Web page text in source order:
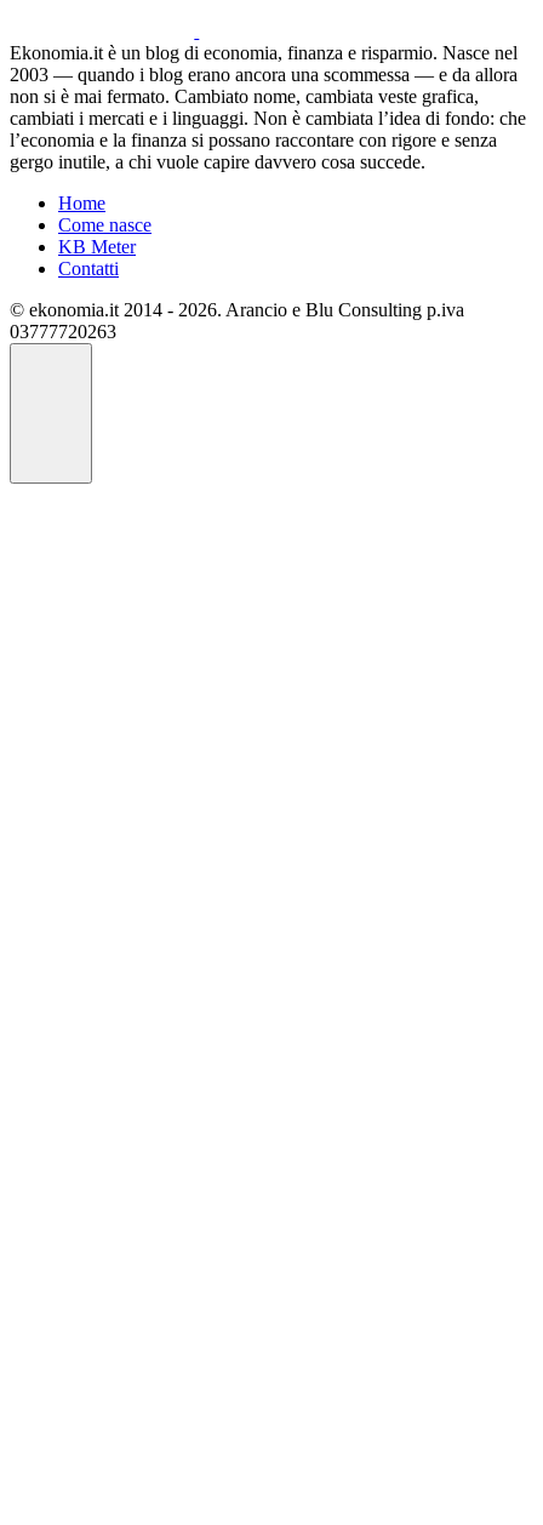
Ekonomia.it è un blog di economia, finanza e risparmio. Nasce nel
2003 — quando i blog erano ancora una scommessa — e da allora
non si è mai fermato. Cambiato nome, cambiata veste grafica,
cambiati i mercati e i linguaggi. Non è cambiata l’idea di fondo: che
l’economia e la finanza si possano raccontare con rigore e senza
gergo inutile, a chi vuole capire davvero cosa succede.
Home
Come nasce
KB Meter
Contatti
© ekonomia.it 2014 - 2026. Arancio e Blu Consulting p.iva
03777720263